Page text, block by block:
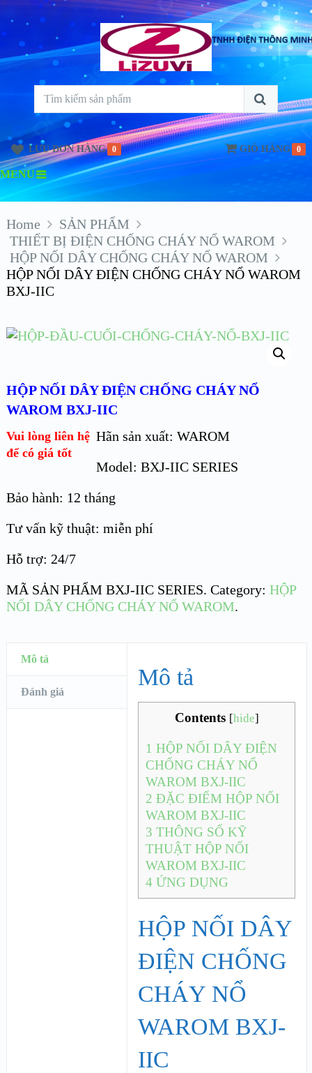
LƯU ĐƠN HÀNG 0 GIỎ HÀNG 0
MENU
Home
SẢN PHẨM
THIẾT BỊ ĐIỆN CHỐNG CHÁY NỔ WAROM
HỘP NỐI DÂY CHỐNG CHÁY NỔ WAROM
HỘP NỐI DÂY ĐIỆN CHỐNG CHÁY NỔ WAROM
BXJ-IIC
HỘP NỐI DÂY ĐIỆN CHỐNG CHÁY NỔ
WAROM BXJ-IIC
Vui lòng liên hệ
để có giá tốt
Hãn sản xuất: WAROM
Model: BXJ-IIC SERIES
Bảo hành: 12 tháng
Tư vấn kỹ thuật: miễn phí
Hỗ trợ: 24/7
MÃ SẢN PHẨM BXJ-IIC SERIES. Category: HỘP
NỐI DÂY CHỐNG CHÁY NỔ WAROM.
Mô tả
Đánh giá
Mô tả
Contents [hide]
1 HỘP NỐI DÂY ĐIỆN
CHỐNG CHÁY NỔ
WAROM BXJ-IIC
2 ĐẶC ĐIỂM HỘP NỐI
WAROM BXJ-IIC
3 THÔNG SỐ KỸ
THUẬT HỘP NỐI
WAROM BXJ-IIC
4 ỨNG DỤNG
HỘP NỐI DÂY
ĐIỆN CHỐNG
CHÁY NỔ
WAROM BXJ-
IIC